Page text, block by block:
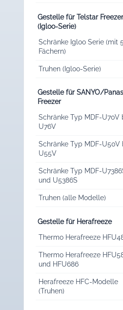
Gestelle für Telstar Freezer
(Igloo-Serie)
Schränke Igloo Serie (mit 5
Fächern)
Truhen (Igloo-Serie)
Gestelle für SANYO/
Freezer
Schränke Typ MDF-U70V
U76V
Schränke Typ MDF-U50V
U55V
Schränke Typ MDF-
und U5386S
Truhen (alle Modelle)
Gestelle für Herafreeze
Thermo Herafreeze
Thermo Herafreeze
und HFU686
Herafreeze HFC-Modelle
(Truhen)